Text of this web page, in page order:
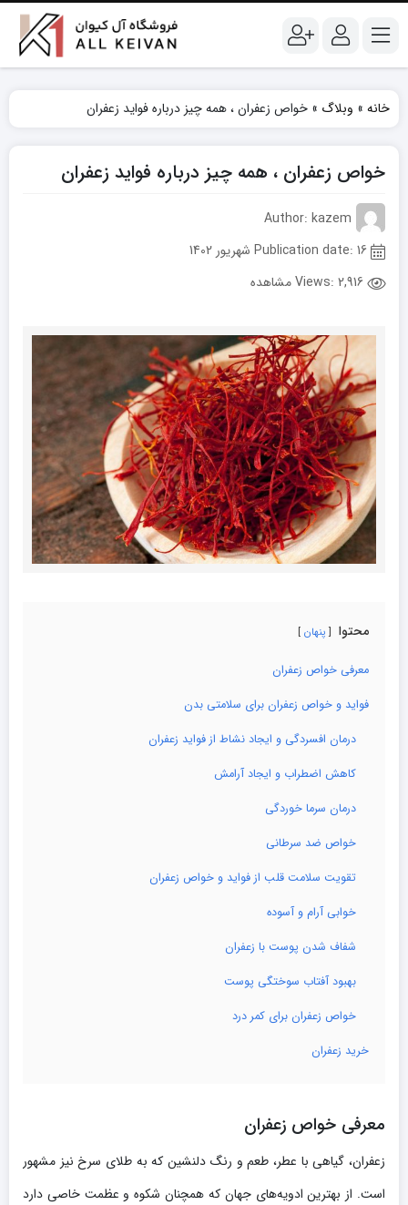
خانه » وبلاگ » خواص زعفران ، همه چیز درباره فواید زعفران
خواص زعفران ، همه چیز درباره فواید زعفران
Author: kazem
2,916 مشاهده
محتوا پنهان
معرفی خواص زعفران
فواید و خواص زعفران برای سلامتی بدن
درمان افسردگی و ایجاد نشاط از فواید زعفران
کاهش اضطراب و ایجاد آرامش
درمان سرما خوردگی
خواص ضد سرطانی
تقویت سلامت قلب از فواید و خواص زعفران
خوابی آرام و آسوده
شفاف شدن پوست با زعفران
بهبود آفتاب سوختگی پوست
خواص زعفران برای کمر درد
خرید زعفران
معرفی خواص زعفران
زعفران، گیاهی با عطر، طعم و رنگ دلنشین که به طلای سرخ نیز مشهور
است. از بهترین ادویه‌های جهان که همچنان شکوه و عظمت خاصی دارد